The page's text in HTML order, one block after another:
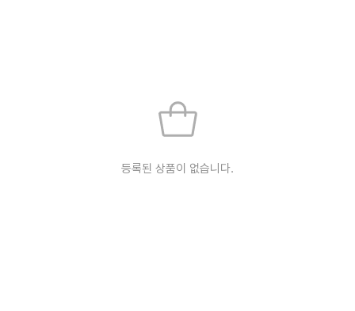
등록된 상품이 없습니다.